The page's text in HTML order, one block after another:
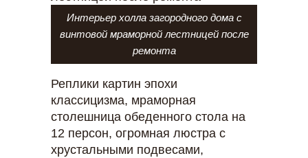
Интерьер холла загородного дома с
винтовой мраморной лестницей после
ремонта
Реплики картин эпохи
классицизма, мраморная
столешница обеденного стола на
12 персон, огромная люстра с
хрустальными подвесами,